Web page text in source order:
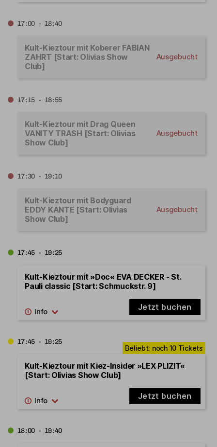
17:00 - 18:40
Kult-Kieztour mit Koberer FABIAN
ZAHRT [Start: Olivias Show
Club]
Ausgebucht
17:15 - 18:55
Kult-Kieztour mit Drag Queen
VANITY TRASH [Start: Olivias
Show Club]
Ausgebucht
17:30 - 19:10
Kult-Kieztour mit Bodyguard
EDDY KANTE [Start: Olivias
Show Club]
Ausgebucht
17:45 - 19:25
Kult-Kieztour mit »Doc« EVA DECKER - St.
Pauli classic [Start: Schmuckstr. 9]
Jetzt buchen
17:45 - 19:25
Kult-Kieztour mit Kiez-Insider »LEX PLIZIT«
[Start: Olivias Show Club]
Jetzt buchen
18:00 - 19:40